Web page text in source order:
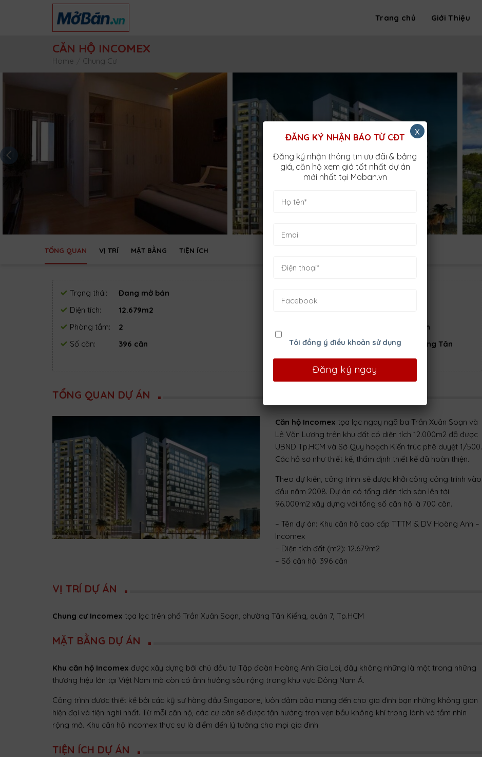
Trang chủ Giới Thiệu
CĂN HỘ INCOMEX
Home Chung Cư
TỔNG QUAN VỊ TRÍ MẶT BẰNG TIỆN ÍCH
Trạng thái: Đang mở bán
Diện tích:
12.679m2
Phòng tắm:
2
Tập đoàn Incomex Sài Gòn
Số căn:
396 căn Địa chỉ:
Phố Trần Xuân Soạn, Phường Tân
Kiểng, Quận 7, Hồ Chí Minh
TỔNG QUAN DỰ ÁN
Căn hộ Incomex tọa lạc ngay ngã ba Trần Xuân Soạn và
Lê Văn Lương trên khu đất có diện tích 12.000m2 đã được
UBND Tp.HCM và Sở Quy hoạch Kiến trúc phê duyệt 1/500.
Các hồ sơ như thiết kế, thẩm định thiết kế đã hoàn thiện.
Theo dự kiến, công trình sẽ được khởi công công trình vào
đầu năm 2008. Dự án có tổng diện tích sàn lên tới
96.000m2 xây dựng với tổng số căn hộ là 700 căn.
– Tên dự án: Khu căn hộ cao cấp TTTM & DV Hoàng Anh –
Incomex
– Diện tích đất (m2): 12.679m2
– Số căn hộ: 396 căn
– Thời điểm khởi công: Quý II/2010
– Thời điểm hoàn thành: Quý IV/2011
VỊ TRÍ DỰ ÁN
Chung cư Incomex tọa lạc trên phố Trần Xuân Soạn, phường Tân Kiểng, quận 7, Tp.HCM
MẶT BẰNG DỰ ÁN
Khu căn hộ Incomex được xây dựng bởi chủ đầu tư Tập đoàn Hoàng Anh Gia Lai, đây không những là một trong những
thương hiệu lớn tại Việt Nam mà còn có ảnh hưởng sâu rộng trong khu vực Đông Nam Á.
Công trình được thiết kế bởi các kỹ sư hàng đầu Singapore, luôn đảm bảo mang đến cho gia đình bạn những không gian
hiện đại và tiện nghi nhất. Từ mỗi căn hộ, các cư dân sẽ được tận hưởng trọn vẹn bầu không khí trong lành và tầm nhìn
rộng mở. Khu căn hộ Incomex thực sự là điểm đến lý tưởng cho mọi gia đình.
TIỆN ÍCH DỰ ÁN
ĐĂNG KÝ NHẬN BÁO TỪ CĐT
Đăng ký nhận thông tin ưu đãi & bảng
giá, căn hộ xem giá tốt nhất dự án
mới nhất tại Moban.vn
Tôi đồng ý điều khoản sử dụng
x